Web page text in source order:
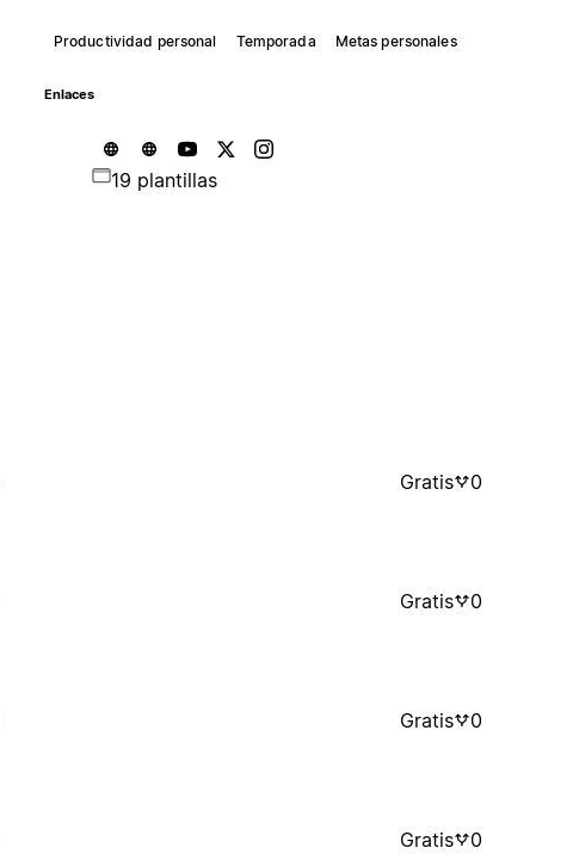
Productividad personal Temporada Metas personales
Enlaces
19 plantillas
Gratis 0
Gratis 0
Gratis 0
Gratis 0